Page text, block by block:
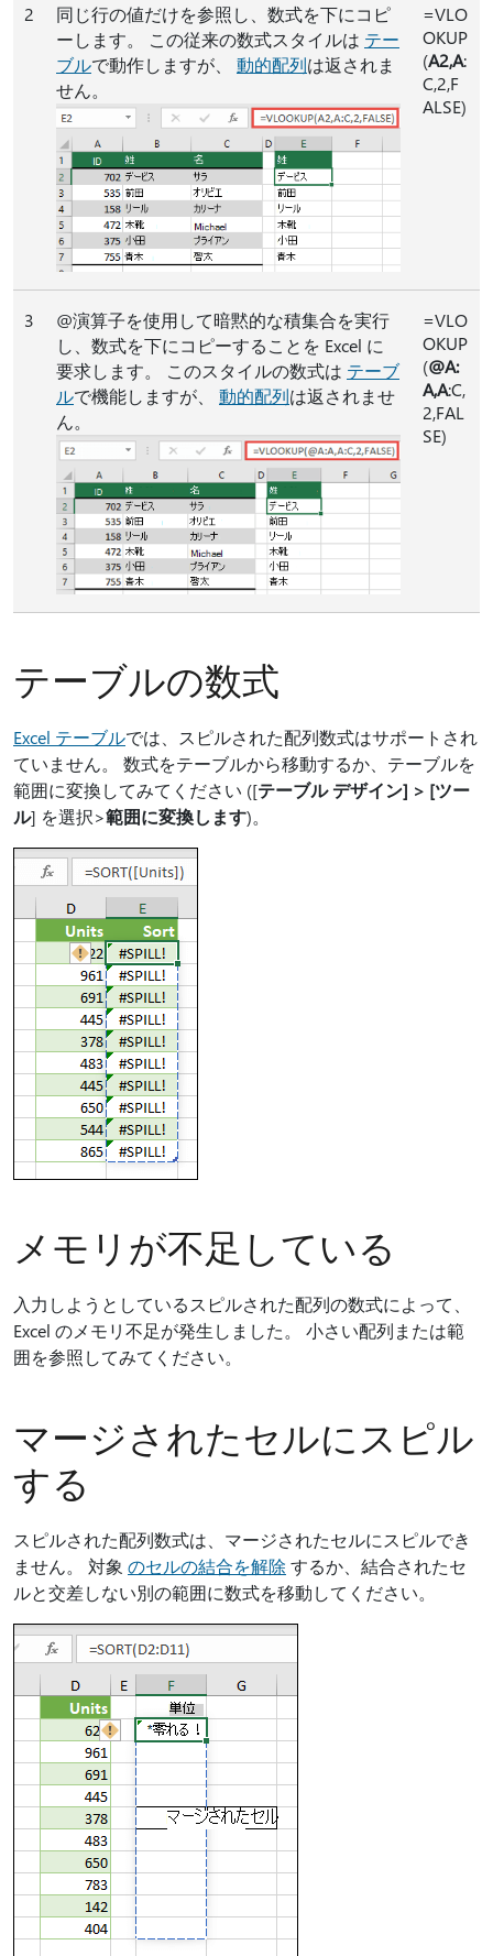
2
同じ行の値だけを参照し、数式を下にコピ
ーします。 この従来の数式スタイルは テー
ブルで動作しますが、 動的配列は返されま
せん。
=VLO
OKUP
(A2,A:
C,2,F
ALSE)
3
@演算子を使用して暗黙的な積集合を実行
し、数式を下にコピーすることを Excel に
要求します。 このスタイルの数式は テーブ
ルで機能しますが、 動的配列は返されませ
ん。
=VLO
OKUP
(@A:
A,A:C,
2,FAL
SE)
テーブルの数式
Excel テーブルでは、スピルされた配列数式はサポートされ
ていません。 数式をテーブルから移動するか、テーブルを
範囲に変換してみてください ([テーブル デザイン] > [ツー
ル] を選択>範囲に変換します)。
メモリが不足している
入力しようとしているスピルされた配列の数式によって、
Excel のメモリ不足が発生しました。 小さい配列または範
囲を参照してみてください。
マージされたセルにスピル
する
スピルされた配列数式は、マージされたセルにスピルでき
ません。 対象 のセルの結合を解除 するか、結合されたセ
ルと交差しない別の範囲に数式を移動してください。